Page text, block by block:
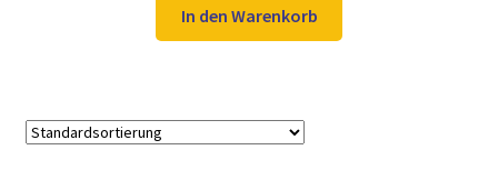
war:
12,98 €
ist:
9,97 €.
In den Warenkorb